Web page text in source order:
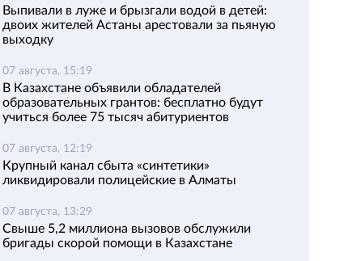
Выпивали в луже и брызгали водой в детей:
двоих жителей Астаны арестовали за пьяную
выходку
07 августа, 15:19
В Казахстане объявили обладателей
образовательных грантов: бесплатно будут
учиться более 75 тысяч абитуриентов
07 августа, 12:19
Крупный канал сбыта «синтетики»
ликвидировали полицейские в Алматы
07 августа, 13:29
Свыше 5,2 миллиона вызовов обслужили
бригады скорой помощи в Казахстане